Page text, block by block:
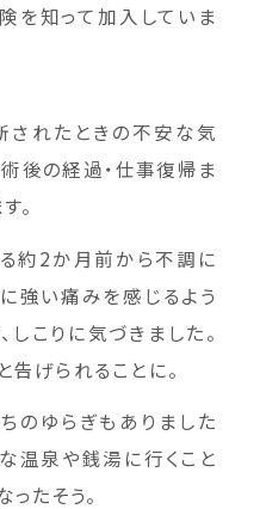
を知って加入していま
されたときの不安な気
術後の経過・仕事復帰ま
。
約2か月前から不調に
強い痛みを感じるよう
しこりに気づきました。
告げられることに。
のゆらぎもありました
温泉や銭湯に行くこと
たそう。